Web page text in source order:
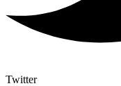
Twitter